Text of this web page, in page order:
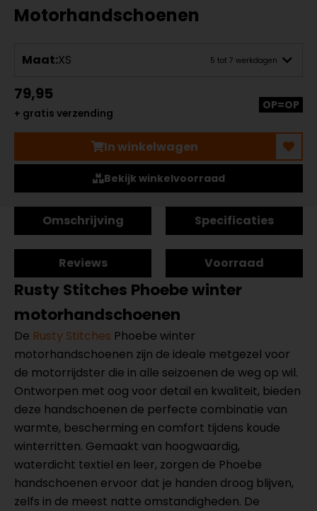
Motorhandschoenen
Maat:XS 5 tot 7 werkdagen
79,95
+ gratis verzending
OP=OP
In winkelwagen
Bekijk winkelvoorraad
Omschrijving Specificaties
Reviews Voorraad
Rusty Stitches Phoebe winter
motorhandschoenen
De Rusty Stitches Phoebe winter
motorhandschoenen zijn de ideale metgezel voor
de motorrijdster die in alle seizoenen de weg op wil.
Ontworpen met oog voor detail en kwaliteit, bieden
deze handschoenen de perfecte combinatie van
warmte, bescherming en comfort tijdens koude
winterritten. Gemaakt van hoogwaardig,
waterdicht textiel en leer, zorgen de Phoebe
handschoenen ervoor dat je handen droog blijven,
zelfs in de meest natte omstandigheden. De